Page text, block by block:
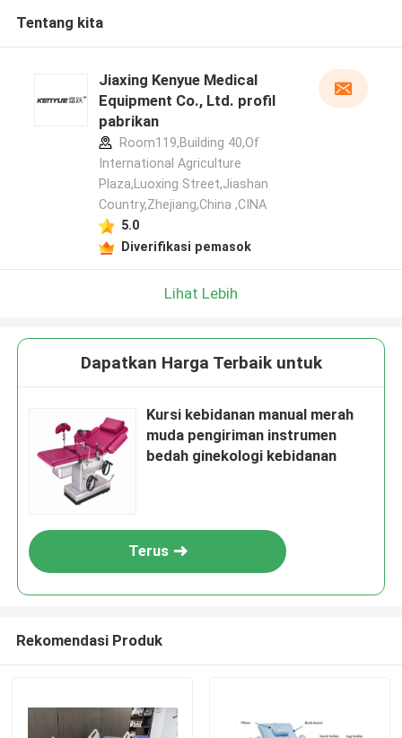
Tentang kita
Jiaxing Kenyue Medical
Equipment Co., Ltd. profil
pabrikan
Room119,Building 40,Of
International Agriculture
Plaza,Luoxing Street,Jiashan
Country,Zhejiang,China ,CINA
5.0
Diverifikasi pemasok
Lihat Lebih
Dapatkan Harga Terbaik untuk
Kursi kebidanan manual merah
muda pengiriman instrumen
bedah ginekologi kebidanan
Terus
Rekomendasi Produk